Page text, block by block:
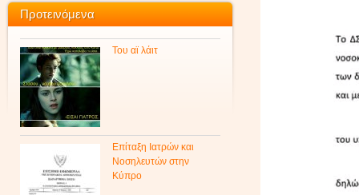
Προτεινόμενα
Του αϊ λάιτ
Επίταξη Ιατρών και
Νοσηλευτών στην
Κύπρο